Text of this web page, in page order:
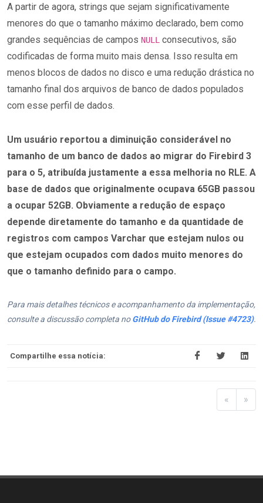
A partir de agora, strings que sejam significativamente
menores do que o tamanho máximo declarado, bem como
grandes sequências de campos NULL consecutivos, são
codificadas de forma muito mais densa. Isso resulta em
menos blocos de dados no disco e uma redução drástica no
tamanho final dos arquivos de banco de dados populados
com esse perfil de dados.
Um usuário reportou a diminuição considerável no
tamanho de um banco de dados ao migrar do Firebird 3
para o 5, atribuída justamente a essa melhoria no RLE. A
base de dados que originalmente ocupava 65GB passou
a ocupar 52GB. Obviamente a redução de espaço
depende diretamente do tamanho e da quantidade de
registros com campos Varchar que estejam nulos ou
que estejam ocupados com dados muito menores do
que o tamanho definido para o campo.
Para mais detalhes técnicos e acompanhamento da implementação,
consulte a discussão completa noGitHub do Firebird (Issue #4723).
Compartilhe essa notícia:
« »